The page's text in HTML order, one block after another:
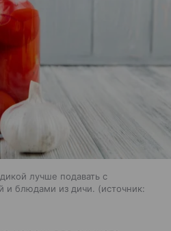
лучше подавать с
и блюдами из дичи.
источник: